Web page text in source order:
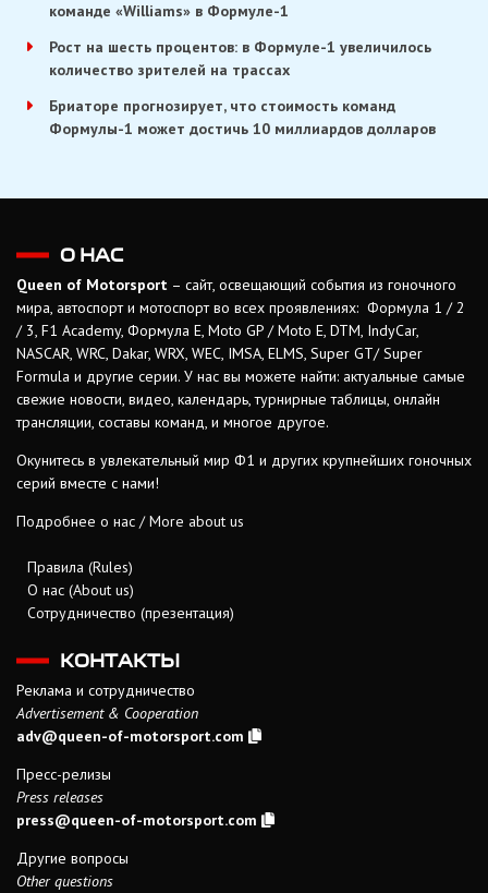
команде «Williams» в Формуле-1
Рост на шесть процентов: в Формуле-1 увеличилось
количество зрителей на трассах
Бриаторе прогнозирует, что стоимость команд
Формулы-1 может достичь 10 миллиардов долларов
О НАС
Queen of Motorsport – сайт, освещающий события из гоночного
мира, автоспорт и мотоспорт во всех проявлениях: Формула 1 / 2
/ 3, F1 Academy, Формула Е, Moto GP / Moto E, DTM, IndyCar,
NASCAR, WRC, Dakar, WRX, WEC, IMSA, ELMS, Super GT/ Super
Formula и другие серии. У нас вы можете найти: актуальные самые
свежие новости, видео, календарь, турнирные таблицы, онлайн
трансляции, составы команд, и многое другое.
Окунитесь в увлекательный мир Ф1 и других крупнейших гоночных
серий вместе с нами!
Подробнее о нас / More about us
Правила (Rules)
О нас (About us)
Сотрудничество (презентация)
КОНТАКТЫ
Реклама и сотрудничество
Advertisement & Cooperation
adv@queen-of-motorsport.com
Пресс-релизы
Press releases
press@queen-of-motorsport.com
Другие вопросы
Other questions